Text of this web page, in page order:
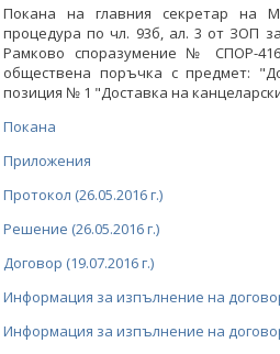
Покана на главния секретар на
процедура по чл. 93б, ал. 3 от ЗОП
Рамково споразумение № CПОР-
обществена поръчка с предмет:
позиция № 1 "Доставка на
Покана
Приложения
Протокол (26.05.2016 г.)
Решение (26.05.2016 г.)
Договор (19.07.2016 г.)
Информация за изпълнение на
Информация за изпълнение на